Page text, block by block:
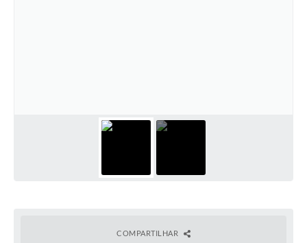
COMPARTILHAR